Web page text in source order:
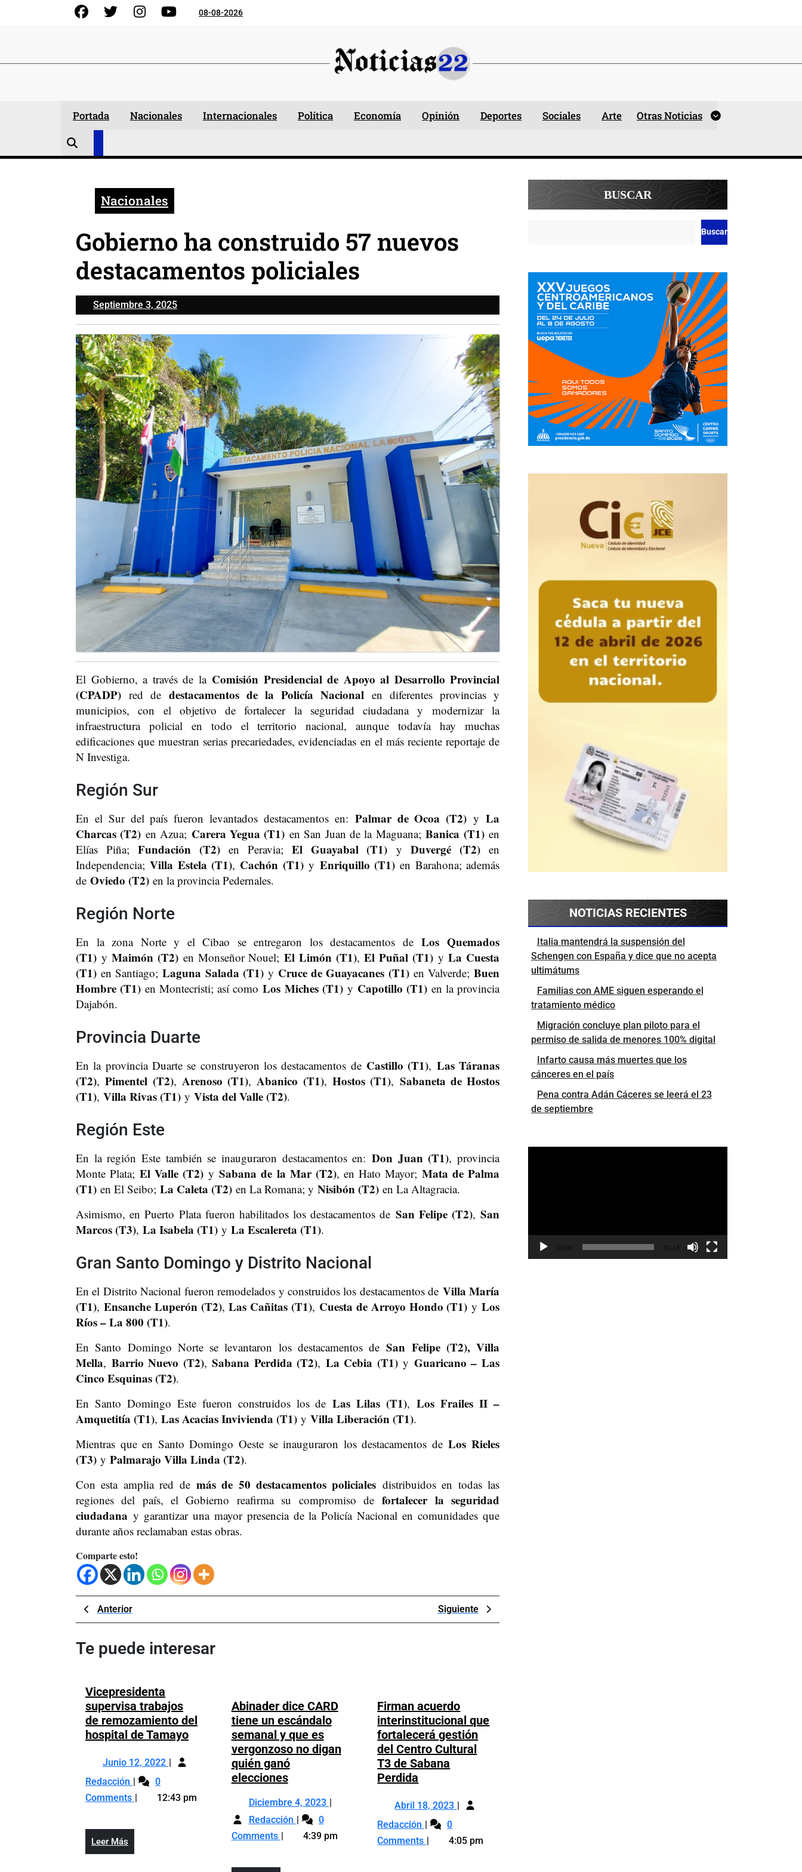
FacebookGorjeo InstagramYouTube08-08-2026
Portada Nacionales Internacionales Política Economía Opinión Deportes Sociales Arte Otras Noticias
Nacionales
Gobierno ha construido 57 nuevos
destacamentos policiales
Septiembre 3, 2025Septiembre
3,
2025
El Gobierno, a través de la Comisión Presidencial de Apoyo al Desarrollo Provincial
(CPADP) red de destacamentos de la Policía Nacional en diferentes provincias y
municipios, con el objetivo de fortalecer la seguridad ciudadana y modernizar la
infraestructura policial en todo el territorio nacional, aunque todavía hay muchas
edificaciones que muestran serias precariedades, evidenciadas en el más reciente reportaje de
N Investiga.
Región Sur
En el Sur del país fueron levantados destacamentos en: Palmar de Ocoa (T2) yLa
Charcas (T2) en Azua; Carera Yegua (T1) en San Juan de la Maguana;Banica (T1)en
Elías Piña; Fundación (T2)en Peravia; El Guayabal (T1) y Duvergé (T2)en
Independencia;Villa Estela (T1), Cachón (T1)y Enriquillo (T1)en Barahona; además
de Oviedo (T2) en la provincia Pedernales.
Región Norte
En la zona Norte y el Cibao se entregaron los destacamentos deLos Quemados
(T1) yMaimón (T2) en Monseñor Nouel;El Limón (T1),El Puñal (T1)yLa Cuesta
(T1) en Santiago;Laguna Salada (T1)y Cruce de Guayacanes (T1)en Valverde;Buen
Hombre (T1) en Montecristi; así comoLos Miches (T1)y Capotillo (T1)en la provincia
Dajabón.
Provincia Duarte
En la provincia Duarte se construyeron los destacamentos de Castillo (T1), Las Táranas
(T2),Pimentel (T2), Arenoso (T1),Abanico (T1), Hostos (T1), Sabaneta de Hostos
(T1), Villa Rivas (T1) y Vista del Valle (T2).
Región Este
En la región Este también se inauguraron destacamentos en: Don Juan (T1), provincia
Monte Plata;El Valle (T2) ySabana de la Mar (T2), en Hato Mayor; Mata de Palma
(T1) en El Seibo; La Caleta (T2) en La Romana; y Nisibón (T2) en La Altagracia.
Asimismo, en Puerto Plata fueron habilitados los destacamentos de San Felipe (T2),San
Marcos (T3), La Isabela (T1) y La Escalereta (T1).
Gran Santo Domingo y Distrito Nacional
En el Distrito Nacional fueron remodelados y construidos los destacamentos de Villa María
(T1), Ensanche Luperón (T2),Las Cañitas (T1), Cuesta de Arroyo Hondo (T1) yLos
Ríos – La 800 (T1).
En Santo Domingo Norte se levantaron los destacamentos deSan Felipe (T2), Villa
Mella, Barrio Nuevo (T2),Sabana Perdida (T2), La Cebia (T1)y Guaricano – Las
Cinco Esquinas (T2).
En Santo Domingo Este fueron construidos los deLas Lilas (T1),Los Frailes II –
Amquetitía (T1), Las Acacias Invivienda (T1) y Villa Liberación (T1).
Mientras que en Santo Domingo Oeste se inauguraron los destacamentos deLos Rieles
(T3) y Palmarajo Villa Linda (T2).
Con esta amplia red de más de 50 destacamentos policiales distribuidos en todas las
regiones del país, el Gobierno reafirma su compromiso defortalecer la seguridad
ciudadana y garantizar una mayor presencia de la Policía Nacional en comunidades que
durante años reclamaban estas obras.
Comparte esto!
Navegación
de
entradas
AnteriorPrevious
Post
Siguiente
Post
Te puede interesar
Vicepresidenta
supervisa trabajos
de remozamiento del
hospital de TamayoVicepresidenta
supervisa
Junio 12, 2022 Junio
Redacción Vicepresidenta
supervisa
0
Comments
12:43 pm
Leer Más
Más
Abinader dice CARD
tiene un escándalo
semanal y que es
vergonzoso no digan
quién ganó
eleccionesAbinader
CARD
tiene
Diciembre 4, 2023 Diciembre
Redacción Abinader
dice
0
Comments
4:39 pm
Firman acuerdo
interinstitucional que
fortalecerá gestión
del Centro Cultural
T3 de Sabana
Perdida
interinstitucional
que
fortalecerá
gestión
Abril 18, 2023 Abril
Redacción Firman
acuerdo
0
Comments
4:05 pm
BUSCAR
Buscar
NOTICIAS RECIENTES
Italia mantendrá la suspensión del
Schengen con España y dice que no acepta
ultimátums
Familias con AME siguen esperando el
tratamiento médico
Migración concluye plan piloto para el
permiso de salida de menores 100% digital
Infarto causa más muertes que los
cánceres en el país
Pena contra Adán Cáceres se leerá el 23
de septiembre
00:00 01:18